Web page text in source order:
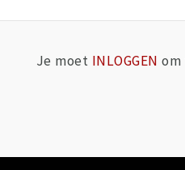
Je moet INLOGGEN om